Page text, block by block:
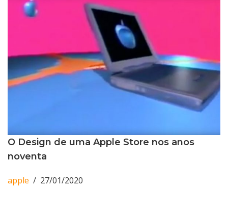
O Design de uma Apple Store nos anos
noventa
apple 27/01/2020